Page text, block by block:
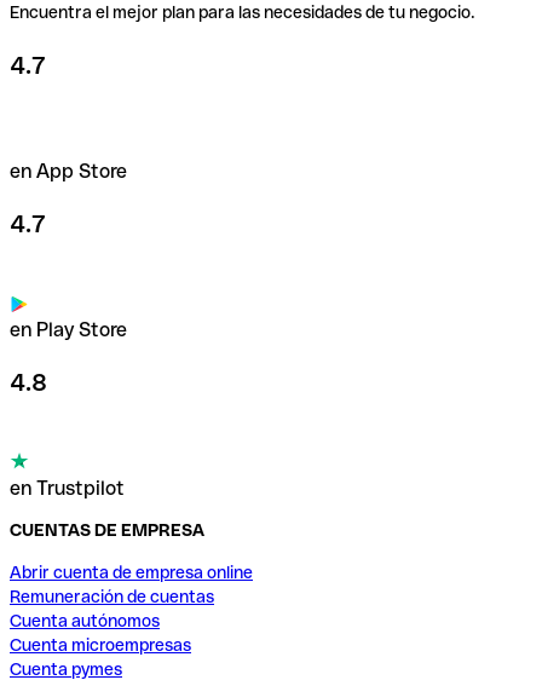
Encuentra el mejor plan para las necesidades de tu negocio.
4.7
en App Store
4.7
en Play Store
4.8
en Trustpilot
CUENTAS DE EMPRESA
Abrir cuenta de empresa online
Remuneración de cuentas
Cuenta autónomos
Cuenta microempresas
Cuenta pymes